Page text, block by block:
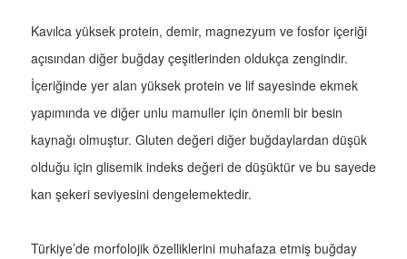
Kavılca yüksek protein, demir, magnezyum ve fosfor içeriği
açısından diğer buğday çeşitlerinden oldukça zengindir.
İçeriğinde yer alan yüksek protein ve lif sayesinde ekmek
yapımında ve diğer unlu mamuller için önemli bir besin
kaynağı olmuştur. Gluten değeri diğer buğdaylardan düşük
olduğu için glisemik indeks değeri de düşüktür ve bu sayede
kan şekeri seviyesini dengelemektedir.
Türkiye’de morfolojik özelliklerini muhafaza etmiş buğday